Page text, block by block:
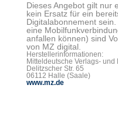
Dieses Angebot gilt nur
kein Ersatz für ein
Digitalabonnement
eine
anfallen können) sind
von MZ digital.
Herstellerinformationen:
Mitteldeutsche Verlags- und
Delitzscher Str. 65
06112 Halle (Saale)
www.mz.de